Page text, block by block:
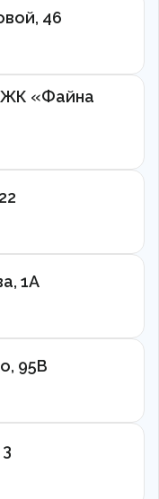
Telegram
46
ЖК «Файна
1А
95В